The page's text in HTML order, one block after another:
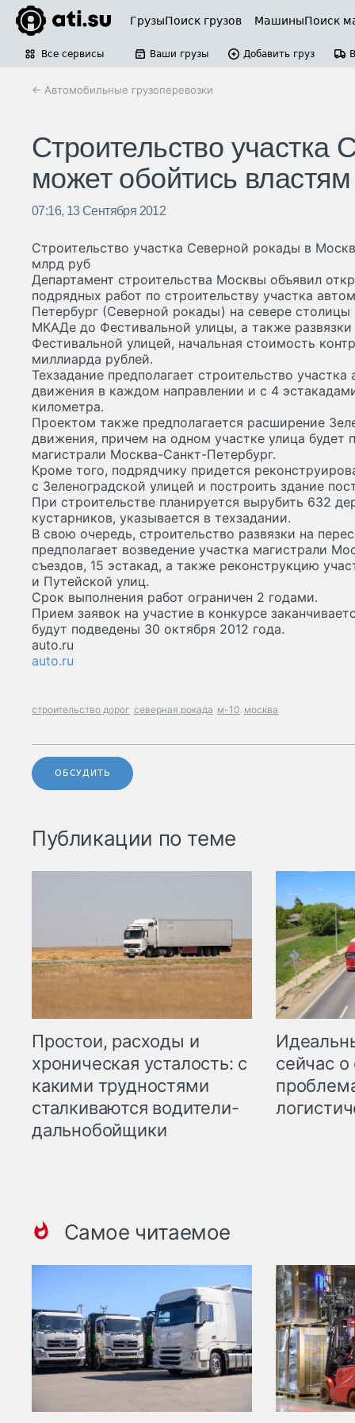
ГрузыПоиск грузов МашиныПоиск
Все сервисы Ваши грузы Добавить груз
← Автомобильные грузоперевозки
Строительство
может обойтись
07:16, 13 Сентября 2012
Строительство участка Северной рокады в
млрд руб
Департамент строительства Москвы объявил
подрядных работ по строительству участка
Петербург (Северной рокады) на севере столицы
МКАДе до Фестивальной улицы, а также развязки
Фестивальной улицей, начальная стоимость
миллиарда рублей.
Техзадание предполагает строительство
движения в каждом направлении и с 4
километра.
Проектом также предполагается расширение
движения, причем на одном участке улица будет
магистрали Москва-Санкт-Петербург.
Кроме того, подрядчику придется
с Зеленоградской улицей и построить здание
При строительстве планируется вырубить 632
кустарников, указывается в техзадании.
В свою очередь, строительство развязки на
предполагает возведение участка магистрали
съездов, 15 эстакад, а также реконструкцию
и Путейской улиц.
Срок выполнения работ ограничен 2 годами.
Прием заявок на участие в конкурсе
будут подведены 30 октября 2012 года.
auto.ru
auto.ru
строительство дорог северная рокада м-10 москва
ОБСУДИТЬ
Публикации по теме
Простои, расходы и
хроническая усталость: с
какими трудностями
сталкиваются водители-
дальнобойщики
сейчас о
Самое читаемое